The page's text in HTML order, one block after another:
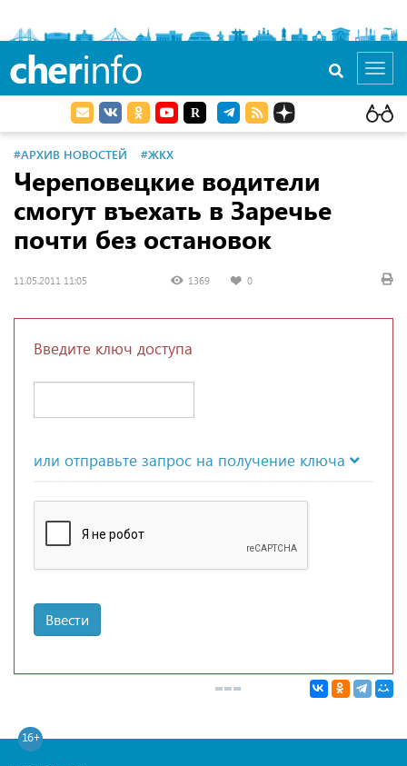
cherinfo
#АРХИВ НОВОСТЕЙ #ЖКХ
Череповецкие водители
смогут въехать в Заречье
почти без остановок
11.05.2011 11:05 1369 0
Введите ключ доступа
или отправьте запрос на получение ключа
Ввести
16+